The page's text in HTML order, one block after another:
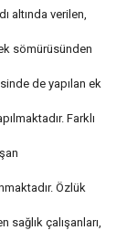
altında verilen,
sömürüsünden
de yapılan ek
Farklı
Özlük
sağlık çalışanları,